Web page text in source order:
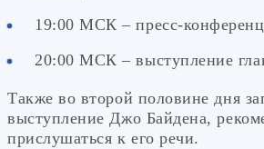
19:00 МСК – пресс-
20:00 МСК – выступление
Также во второй половине дня
выступление Джо Байдена,
прислушаться к его речи.